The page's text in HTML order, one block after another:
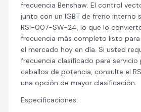
frecuencia Benshaw. El control
junto con un IGBT de freno interno
RSI-007-SW-24, lo que lo
frecuencia más completo listo
el mercado hoy en día. Si usted
frecuencia clasificado para servicio
caballos de potencia, consulte el
una opción de mayor clasificación.
Especificaciones: